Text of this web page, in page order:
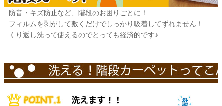
防音・キズ防止など、階段のお困りごとに！
フィルムを剥がして敷くだけでしっかり吸着してずれません！
くり返し洗って使えるのでとっても経済的です♪